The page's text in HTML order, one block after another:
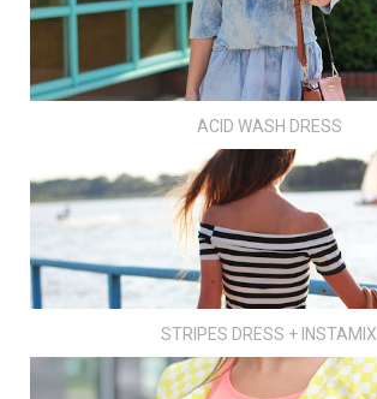
ACID WASH DRESS
STRIPES DRESS + INSTAMIX